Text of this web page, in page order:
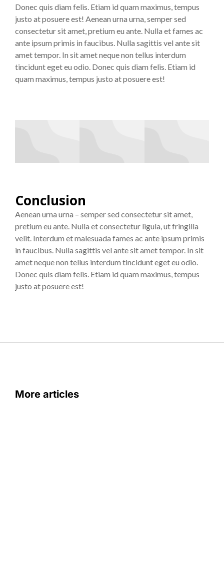
Donec quis diam felis. Etiam id quam maximus, tempus
justo at posuere est! Aenean urna urna, semper sed
consectetur sit amet, pretium eu ante. Nulla etfames ac
ante ipsum primis in faucibus. Nulla sagittis vel ante sit
amet tempor. In sit amet neque non tellus interdum
tincidunt eget eu odio. Donec quis diam felis. Etiam id
quam maximus, tempus justo at posuere est!
Conclusion
Aenean urna urna – semper sed consectetur sit amet,
pretium eu ante. Nulla et consectetur ligula, ut fringilla
velit. Interdum et malesuada fames ac ante ipsum primis
in faucibus. Nulla sagittis vel ante sit amet tempor. In sit
amet neque non tellus interdum tincidunt eget eu odio.
Donec quis diam felis. Etiam id quam maximus, tempus
justo at posuere est!
More articles